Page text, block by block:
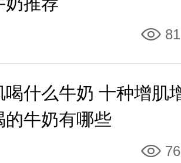
喝什么牛奶 十种增肌
的牛奶有哪些